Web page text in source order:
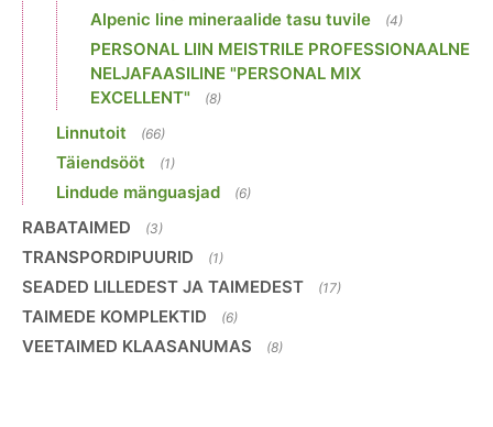
Alpenic line mineraalide tasu tuvile (4)
PERSONAL LIIN MEISTRILE PROFESSIONAALNE
NELJAFAASILINE "PERSONAL MIX
EXCELLENT"
(8)
Linnutoit (66)
Täiendsööt (1)
Lindude mänguasjad (6)
RABATAIMED (3)
TRANSPORDIPUURID (1)
SEADED LILLEDEST JA TAIMEDEST (17)
TAIMEDE KOMPLEKTID (6)
VEETAIMED KLAASANUMAS (8)